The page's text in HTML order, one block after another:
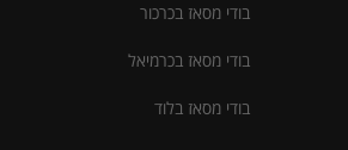
בודי מסאז בכרכור
בודי מסאז בכרמיאל
בודי מסאז בלוד